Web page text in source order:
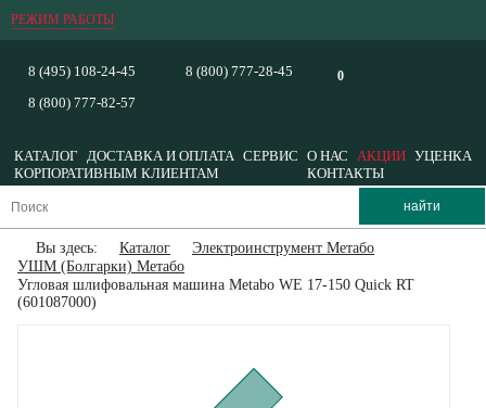
РЕЖИМ РАБОТЫ
0
8 (495) 108-24-45
8 (800) 777-82-57
8 (800) 777-28-45
КАТАЛОГ ДОСТАВКА И ОПЛАТА СЕРВИС О НАС АКЦИИ УЦЕНКА
КОРПОРАТИВНЫМ КЛИЕНТАМ
КОНТАКТЫ
Вы здесь: Каталог
Электроинструмент Метабо
УШМ (Болгарки) Метабо
Угловая шлифовальная машина Metabo WE 17-150 Quick RT
(601087000)